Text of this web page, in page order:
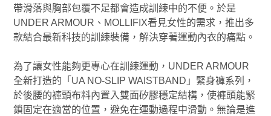
帶滑落與胸部包覆不足都會造成訓練中的不便。於是
UNDER ARMOUR、MOLLIFIX看見女性的需求，推出多
款結合最新科技的訓練裝備，解決穿著運動內衣的痛點。
為了讓女性能夠更專心在訓練運動，UNDER ARMOUR
全新打造的「UA NO-SLIP WAISTBAND」緊身褲系列，
於後腰的褲頭布料內置入雙面矽膠穩定結構，使褲頭能緊
鎖固定在適當的位置，避免在運動過程中滑動。無論是進